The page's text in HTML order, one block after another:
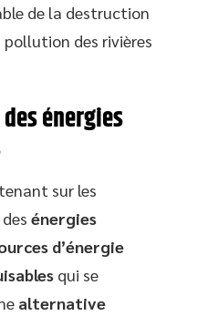
de la destruction
pollution des rivières
énergies
sur les
énergies
d’énergie
qui se
alternative